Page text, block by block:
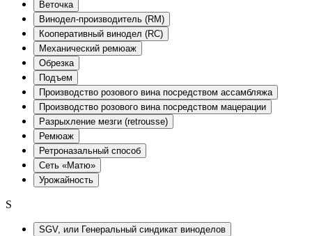
Веточка
Винодел-производитель (RM)
Кооперативный винодел (RC)
Механический ремюаж
Обрезка
Подъем
Производство розового вина посредством ассамбляжа
Производство розового вина посредством мацерации
Разрыхление мезги (retrousse)
Ремюаж
Ретроназальный способ
Сеть «Матю»
Урожайность
S
SGV, или Генеральный синдикат виноделов